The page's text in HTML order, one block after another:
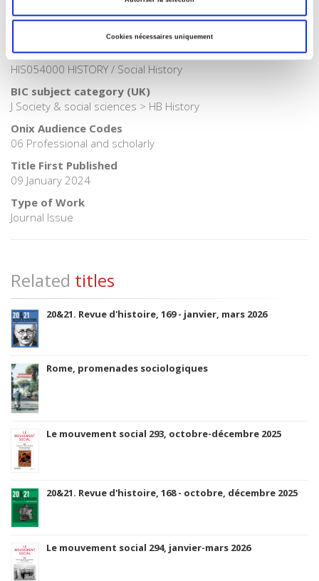
Cookies nécessaires uniquement
>History
BISAC Subject Heading
HIS000000 HISTORY > HIS037030 HISTORY / Modern >
HIS054000 HISTORY / Social History
BIC subject category (UK)
J Society & social sciences > HB History
Onix Audience Codes
06 Professional and scholarly
Title First Published
09 January 2024
Type of Work
Journal Issue
Related titles
20&21. Revue d'histoire, 169 - janvier, mars 2026
Rome, promenades sociologiques
Le mouvement social 293, octobre-décembre 2025
20&21. Revue d'histoire, 168 - octobre, décembre 2025
Le mouvement social 294, janvier-mars 2026